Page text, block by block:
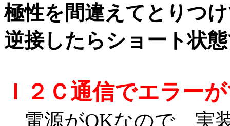
極性を間違えてとりつ
逆接したらショート状
Ｉ２Ｃ通信でエラー
電源がOKなので、実